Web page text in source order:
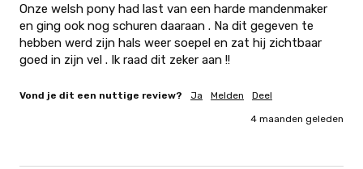
Onze welsh pony had last van een harde mandenmaker
en ging ook nog schuren daaraan . Na dit gegeven te
hebben werd zijn hals weer soepel en zat hij zichtbaar
goed in zijn vel . Ik raad dit zeker aan !!
Vond je dit een nuttige review? Ja Melden Deel
4 maanden geleden